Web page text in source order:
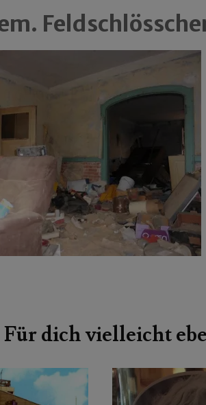
Für dich vielleicht